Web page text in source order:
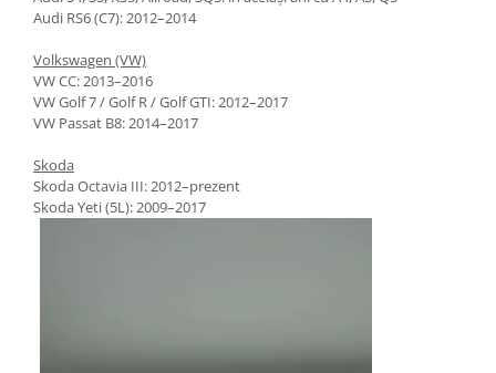
Audi RS6 (C7): 2012–2014
Volkswagen (VW)
VW CC: 2013–2016
VW Golf 7 / Golf R / Golf GTI: 2012–2017
VW Passat B8: 2014–2017
Skoda
Skoda Octavia III: 2012–prezent
Skoda Yeti (5L): 2009–2017